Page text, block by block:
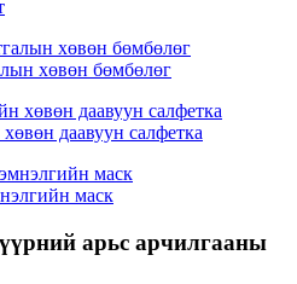
хөвөн бөмбөлөг
даавуун салфетка
маск
арьс арчилгааны